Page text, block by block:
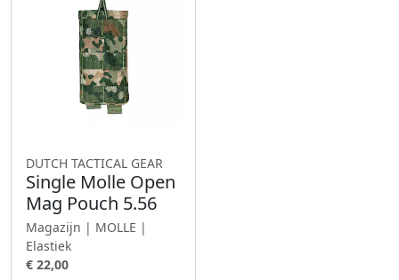
DUTCH TACTICAL GEAR
Single Molle Open
Mag Pouch 5.56
Magazijn | MOLLE |
Elastiek
€ 22,00